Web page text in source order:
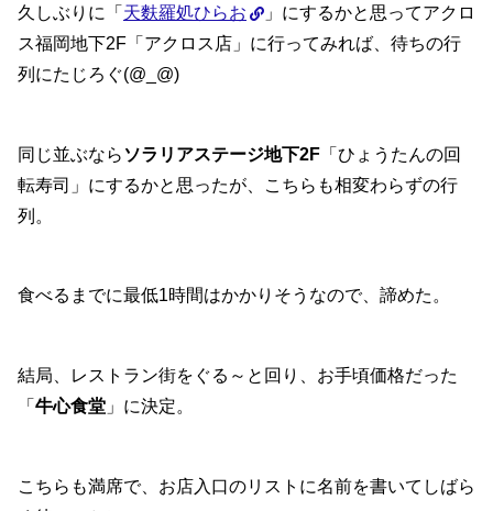
久しぶりに「 天麩羅処ひらお
」にするかと思ってアクロ
ス福岡地下2F「アクロス店」に行ってみれば、待ちの行
列にたじろぐ(@_@)
同じ並ぶなら ソラリアステージ地下2F 「ひょうたんの回
転寿司」にするかと思ったが、こちらも相変わらずの行
列。
食べるまでに最低1時間はかかりそうなので、諦めた。
結局、レストラン街をぐる～と回り、お手頃価格だった
「 牛心食堂 」に決定。
こちらも満席で、お店入口のリストに名前を書いてしばら